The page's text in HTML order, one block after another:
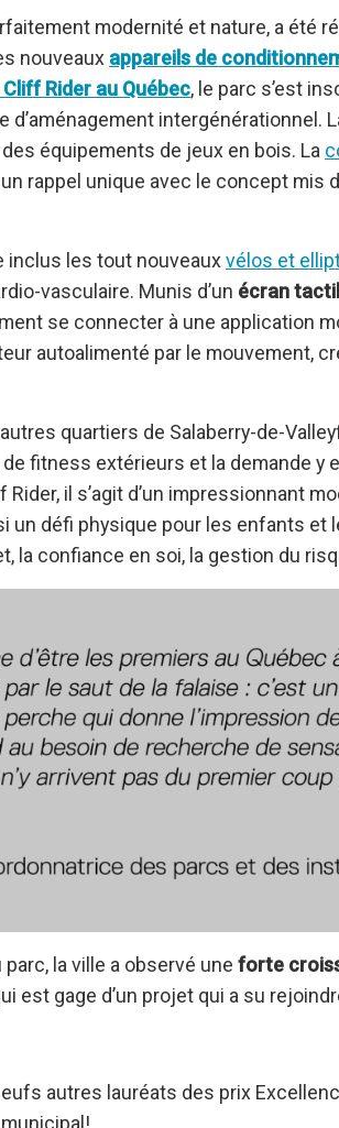
modernité et nature, a été
nouveaux appareils de
Rider au Québec, le parc s’est
intergénérationnel.
équipements de jeux en bois. La
rappel unique avec le concept mis
inclus les tout nouveauxvélos et
vasculaire. Munis d’un écran
se connecter à une application
autoalimenté par le mouvement,
quartiers de Salaberry-de-
fitness extérieurs et la demande y
il s’agit d’un impressionnant
un défi physique pour les enfants et
la confiance en soi, la gestion du
la ville a observé une forte
est gage d’un projet qui a su
autres lauréats des prix